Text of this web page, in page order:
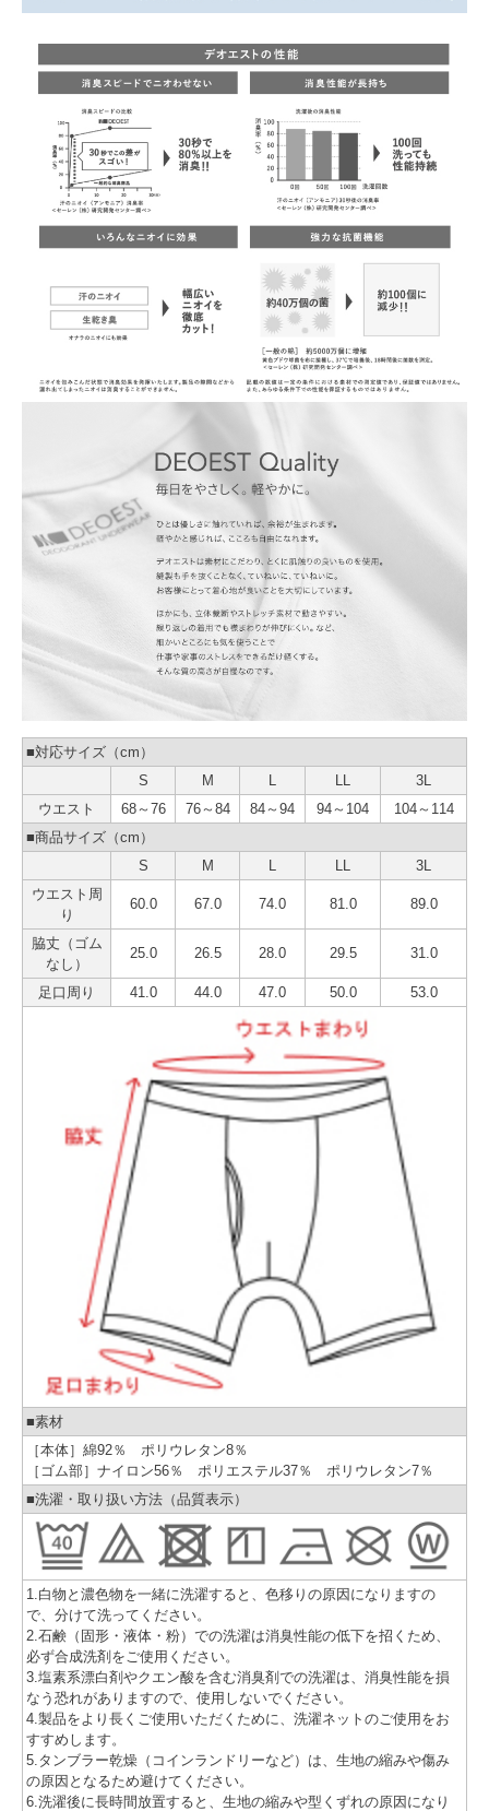
■対応サイズ（cm）
S
M
3L
ウエスト
68～76 76～84 84～94 94～104
104～114
■商品サイズ（cm）
S
M
3L
ウエスト周
り
60.0 67.0 74.0 81.0 89.0
脇丈（ゴム
なし）
25.0 26.5 28.0 29.5 31.0
足口周り 41.0 44.0 47.0 50.0 53.0
■素材
［本体］綿92％ ポリウレタン8％
［ゴム部］ナイロン56％ ポリエステル37％ ポリウレタン7％
■洗濯・取り扱い方法（品質表示）
1.白物と濃色物を一緒に洗濯すると、色移りの原因になりますの
で、分けて洗ってください。
2.石鹸（固形・液体・粉）での洗濯は消臭性能の低下を招くため、
必ず合成洗剤をご使用ください。
3.塩素系漂白剤やクエン酸を含む消臭剤での洗濯は、消臭性能を損
なう恐れがありますので、使用しないでください。
4.製品をより長くご使用いただくために、洗濯ネットのご使用をお
すすめします。
5.タンブラー乾燥（コインランドリーなど）は、生地の縮みや傷み
の原因となるため避けてください。
6.洗濯後に長時間放置すると、生地の縮みや型くずれの原因になり